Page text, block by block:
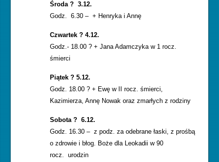
Środa ? 3.12.
Godz. 6.30 – + Henryka i Annę
Czwartek ? 4.12.
Godz.- 18.00 ? + Jana Adamczyka w 1 rocz.
śmierci
Piątek ? 5.12.
Godz. 18.00 ? + Ewę w II rocz. śmierci,
Kazimierza, Annę Nowak oraz zmarłych z rodziny
Sobota ? 6.12.
Godz. 16.30 – z podz. za odebrane łaski, z prośbą
o zdrowie i błog. Boże dla Leokadii w 90
rocz. urodzin